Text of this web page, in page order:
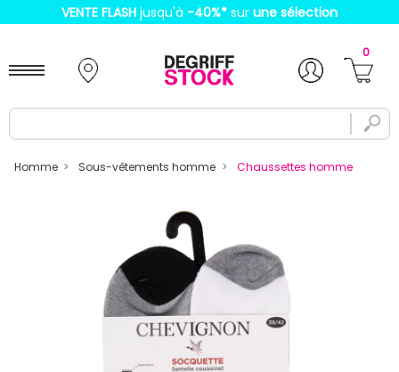
VENTE FLASH jusqu'à -40%* sur une sélection
0
Homme Sous-vêtements homme Chaussettes homme